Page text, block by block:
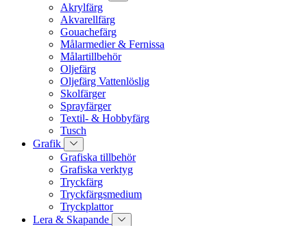
Akrylfärg
Akvarellfärg
Gouachefärg
Målarmedier & Fernissa
Målartillbehör
Oljefärg
Oljefärg Vattenlöslig
Skolfärger
Sprayfärger
Textil- & Hobbyfärg
Tusch
Grafik
Grafiska tillbehör
Grafiska verktyg
Tryckfärg
Tryckfärgsmedium
Tryckplattor
Lera & Skapande